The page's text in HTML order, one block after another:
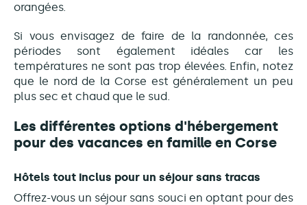
orangées.
Si vous envisagez de faire de la randonnée, ces
périodes sont également idéales car les
températures ne sont pas trop élevées. Enfin, notez
que le nord de la Corse est généralement un peu
plus sec et chaud que le sud.
Les différentes options d'hébergement
pour des vacances en famille en Corse
Hôtels tout inclus pour un séjour sans tracas
Offrez-vous un séjour sans souci en optant pour des